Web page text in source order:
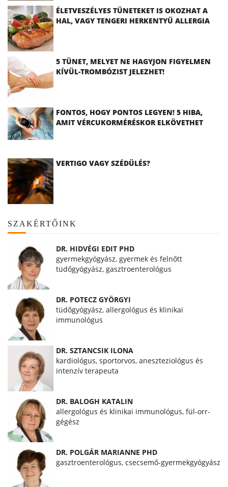
ÉLETVESZÉLYES TÜNETEKET IS OKOZHAT A
HAL, VAGY TENGERI HERKENTYŰ ALLERGIA
5 TÜNET, MELYET NE HAGYJON FIGYELMEN
KÍVÜL-TROMBÓZIST JELEZHET!
FONTOS, HOGY PONTOS LEGYEN! 5 HIBA,
AMIT VÉRCUKORMÉRÉSKOR ELKÖVETHET
VERTIGO VAGY SZÉDÜLÉS?
SZAKÉRTŐINK
DR. HIDVÉGI EDIT PHD
gyermekgyógyász, gyermek és felnőtt
tüdőgyógyász, gasztroenterológus
DR. POTECZ GYÖRGYI
tüdőgyógyász, allergológus és klinikai
immunológus
DR. SZTANCSIK ILONA
kardiológus, sportorvos, aneszteziológus és
intenzív terapeuta
DR. BALOGH KATALIN
allergológus és klinikai immunológus, fül-orr-
gégész
DR. POLGÁR MARIANNE PHD
gasztroenterológus, csecsemő-gyermekgyógyász